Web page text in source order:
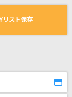
一覧
were mine
リスト保存